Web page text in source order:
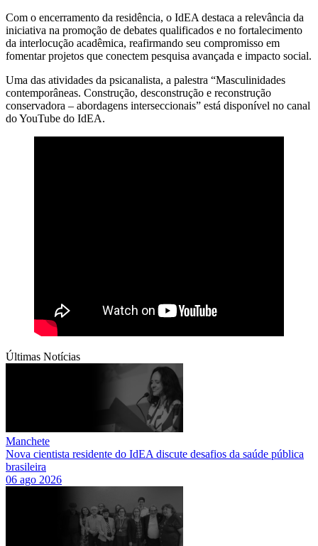
Com o encerramento da residência, o IdEA destaca a relevância da
iniciativa na promoção de debates qualificados e no fortalecimento
da interlocução acadêmica, reafirmando seu compromisso em
fomentar projetos que conectem pesquisa avançada e impacto social.
Uma das atividades da psicanalista, a palestra “Masculinidades
contemporâneas. Construção, desconstrução e reconstrução
conservadora – abordagens interseccionais” está disponível no canal
do YouTube do IdEA.
Últimas Notícias
Manchete
Nova cientista residente do IdEA discute desafios da saúde pública
brasileira
06 ago 2026